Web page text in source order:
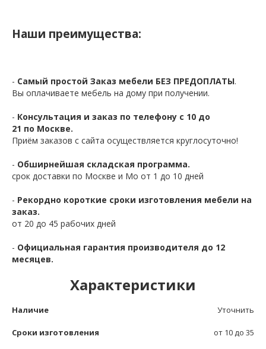
Наши преимущества:
- Самый простой Заказ мебели БЕЗ ПРЕДОПЛАТЫ.
Вы оплачиваете мебель на дому при получении.
- Консультация и заказ по телефону с 10 до
21 по Москве.
Приём заказов с сайта осуществляется круглосуточно!
- Обширнейшая складская программа.
срок доставки по Москве и Мо от 1 до 10 дней
- Рекордно короткие сроки изготовления мебели на
заказ.
от 20 до 45 рабочих дней
- Официальная гарантия производителя до 12
месяцев.
Характеристики
Наличие Уточнить
Сроки изготовления от 10 до 35